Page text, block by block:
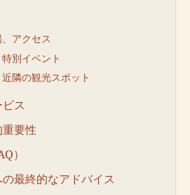
アクセス
別イベント
隣の観光スポット
ス
要性
）
最終的なアドバイス